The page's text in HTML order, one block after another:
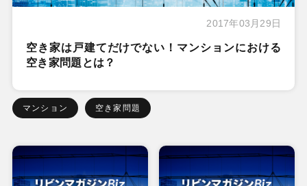
2017年03月29日
空き家は戸建てだけでない！マンションにおける
空き家問題とは？
マンション 空き家問題